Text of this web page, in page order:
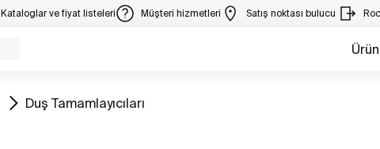
Kataloglar ve fiyat listeleri Müşteri hizmetleri Satış noktası bulucu
Tüm
Duş Tamamlayıcıları